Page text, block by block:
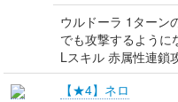
ウルドーラ 1ターン
でも攻撃するように
Lスキル 赤属性連鎖
【★4】ネロ